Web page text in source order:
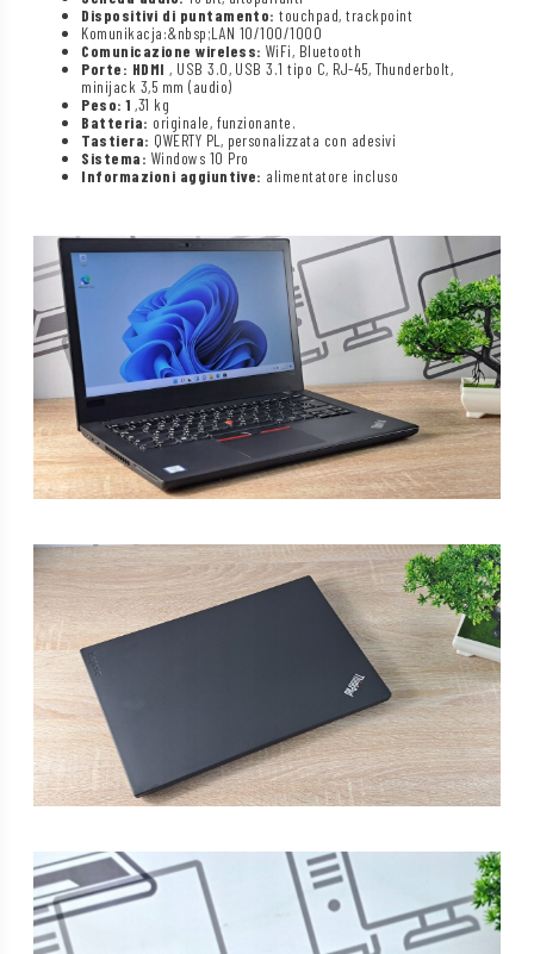
Dispositivi di puntamento:touchpad, trackpoint
Komunikacja:&nbsp;LAN 10/100/1000
Comunicazione wireless: WiFi, Bluetooth
Porte: HDMI , USB 3.0, USB 3.1 tipo C, RJ-45, Thunderbolt,
minijack 3,5 mm (audio)
Peso: 1 ,31 kg
Batteria: originale, funzionante.
Tastiera: QWERTY PL, personalizzata con adesivi
Sistema: Windows 10 Pro
Informazioni aggiuntive: alimentatore incluso